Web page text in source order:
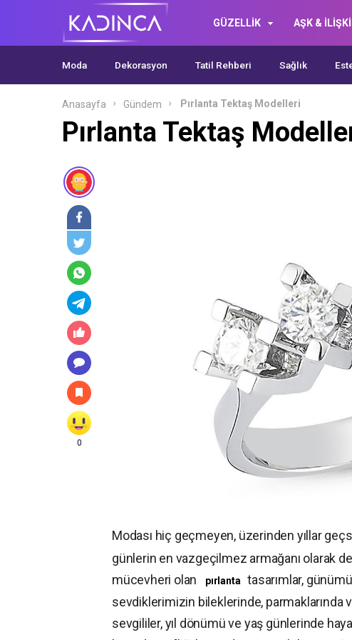
GÜZELLİK AŞK &
Moda Dekorasyon Tatil Rehberi Sağlık
Anasayfa Gündem Pırlanta Tektaş Modelleri
Pırlanta Tektaş
0
Modası hiç geçmeyen, üzerinden yıllar
günlerin en vazgeçilmez armağanı olarak
mücevheri olan
pırlanta
tasarımlar,
sevdiklerimizin bileklerinde, parmaklarında
sevgililer, yıl dönümü ve yaş günlerinde